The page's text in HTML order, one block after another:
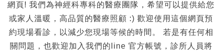
網頁! 我們為神經科專科的醫療團隊，希望可以提供給您
或家人溫暖，高品質的醫療照顧 :) 歡迎使用這個網頁預
約現場看診，以減少您現場等候的時間。 若是有任何相
關問題，也歡迎加入我們的line 官方帳號，診所人員將